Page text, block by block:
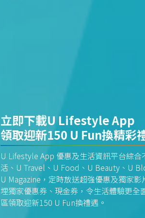
立即下載U Lifestyle App
領取迎新150 U Fun換精彩
U Lifestyle App 優惠及生活資訊平台綜
活、U Travel、U Food、U Beauty、U
U Magazine，定時放送超強優惠及獨家
埋獨家優惠券、現金券，令生活體驗更
區領取迎新150 U Fun換禮遇。